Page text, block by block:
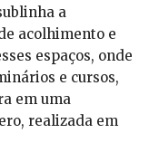
a
acolhimento e
espaços, onde
e cursos,
em uma
realizada em